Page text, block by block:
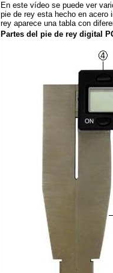
En este vídeo se puede ver
pie de rey esta hecho en acero
rey aparece una tabla con
Partes del pie de rey digital